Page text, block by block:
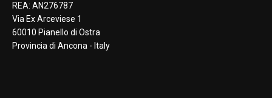
REA: AN276787
Via Ex Arceviese 1
60010 Pianello di Ostra
Provincia di Ancona - Italy